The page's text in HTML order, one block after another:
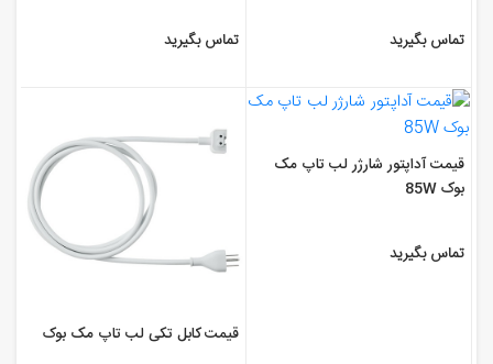
تماس بگیرید تماس بگیرید
قیمت آداپتور شارژر لب تاپ مک
بوک 85W
تماس بگیرید
قیمت کابل تکی لب تاپ مک بوک